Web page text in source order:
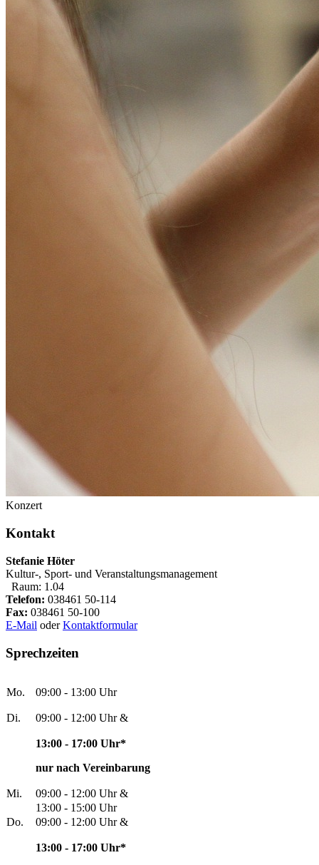
Konzert
Kontakt
Stefanie Höter
Kultur-, Sport- und Veranstaltungsmanagement
Raum: 1.04
Telefon: 038461 50-114
Fax: 038461 50-100
E-Mail oderKontaktformular
Sprechzeiten
Mo. 09:00 - 13:00 Uhr
Di. 09:00 - 12:00 Uhr &
13:00 - 17:00 Uhr*
nur nach Vereinbarung
Mi.
09:00 - 12:00 Uhr &
13:00 - 15:00 Uhr
Do.
09:00 - 12:00 Uhr &
13:00 - 17:00 Uhr*